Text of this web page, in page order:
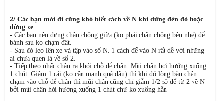
2/ Các bạn mới đi cũng khó biết cách về N khi dừng đèn đỏ hoặc
dừng xe.
- Các bạn nên dựng chân chống giữa (ko phải chân chống bên nhé) để
bánh sau ko chạm đất.
- Sau đó leo lên xe và tập vào số N. 1 cách để vào N rất dễ với những
ai chưa quen là về số 2.
- Tiếp theo nhấc chân ra khỏi chỗ để chân. Mũi chân hơi hướng xuống
1 chút. Giậm 1 cái (ko cần mạnh quá đâu) thì khi đó lòng bàn chân
chạm vào chỗ để chân thì mũi chân cũng chỉ giẫm 1/2 số để từ 2 về N
bởi mũi chân hới hướng xuống 1 chút chứ ko xuống hẳn